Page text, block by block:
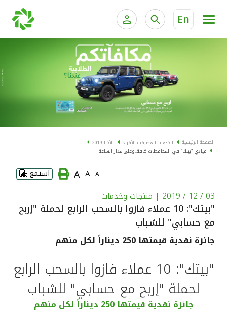
En
الخدمات المصرفية الإلكترونية للأفراد
الخدمات المصرفية الإلكترونية للشركات
خدمة "بيتك" للتداول الإلكتروني
الخدمات المصرفية للأفراد الخدمات المالية الخاصة
الحسابات المصرفية
البطاقات
"برامج العملاء"
الاستثمار
القنوات المصرفية
أدوات وخدمات
خدمات ما بعد البيع
الصفحة الرئيسية الخدمات المصرفية للأفراد الأخبار2019
عيادي "بيتك" في المحافظات كافة..وعلى مدار الساعة
A
A
A استمع
03 / 12 / 2019 | منتجات وخدمات
"بيتك": 10 عملاء فازوا بالسحب الرابع لحملة "إربح
مع حسابي" للشباب
جائزة نقدية قيمتها 250 ديناراً لكل منهم
"بيتك": 10 عملاء فازوا بالسحب الرابع
لحملة "إربح مع حسابي" للشباب
جائزة نقدية قيمتها 250 ديناراً لكل منهم